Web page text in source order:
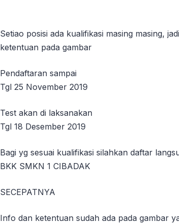
Setiao posisi ada kualifikasi masing masing,
ketentuan pada gambar
Pendaftaran sampai
Tgl 25 November 2019
Test akan di laksanakan
Tgl 18 Desember 2019
Bagi yg sesuai kualifikasi silahkan daftar
BKK SMKN 1 CIBADAK
SECEPATNYA
Info dan ketentuan sudah ada pada gambar